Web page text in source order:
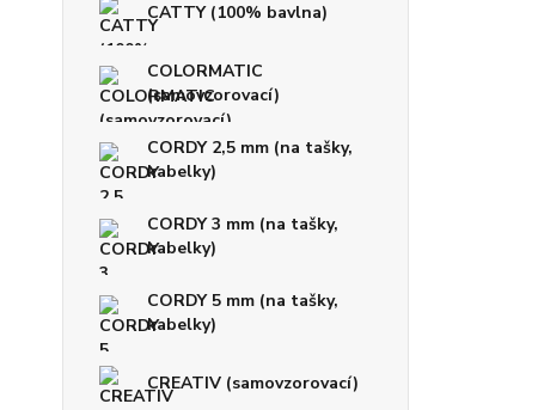
CATTY (100% bavlna)
COLORMATIC
(samovzorovací)
CORDY 2,5 mm (na tašky,
kabelky)
CORDY 3 mm (na tašky,
kabelky)
CORDY 5 mm (na tašky,
kabelky)
CREATIV (samovzorovací)